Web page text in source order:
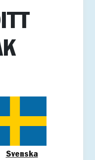
Svenska